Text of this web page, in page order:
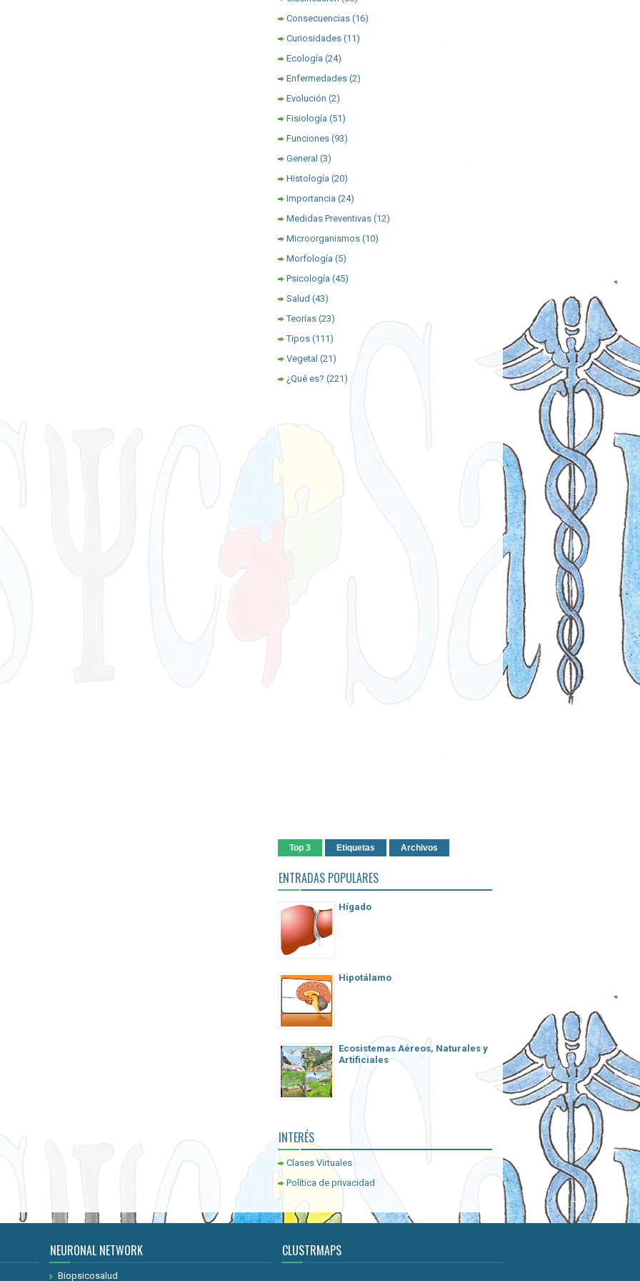
Consecuencias (16)
Curiosidades (11)
Ecología (24)
Enfermedades (2)
Evolución (2)
Fisiología (51)
Funciones (93)
General (3)
Histología (20)
Importancia (24)
Medidas Preventivas (12)
Microorganismos (10)
Morfología (5)
Psicología (45)
Salud (43)
Teorías (23)
Tipos (111)
Vegetal (21)
¿Qué es? (221)
Top 3 Etiquetas Archivos
ENTRADAS POPULARES
Hígado
Hipotálamo
Ecosistemas Aéreos, Naturales y
Artificiales
INTERÉS
Clases Virtuales
Política de privacidad
NEURONAL NETWORK
Biopsicosalud
CLUSTRMAPS